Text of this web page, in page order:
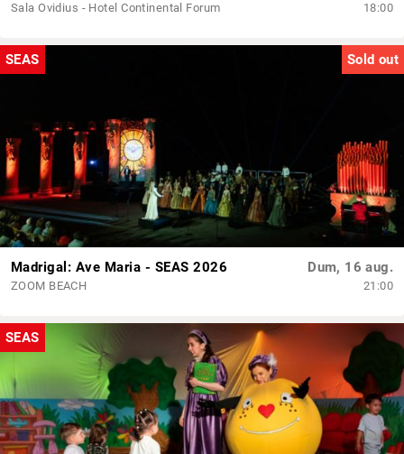
Sala Ovidius - Hotel Continental Forum 18:00
SEAS Sold out
Madrigal: Ave Maria - SEAS 2026
ZOOM BEACH
Dum, 16 aug.
21:00
SEAS